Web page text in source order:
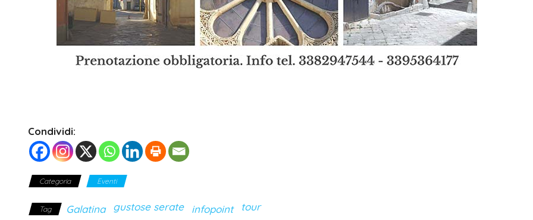
Condividi:
Categoria Eventi
Tag Galatina gustose serate infopoint tour